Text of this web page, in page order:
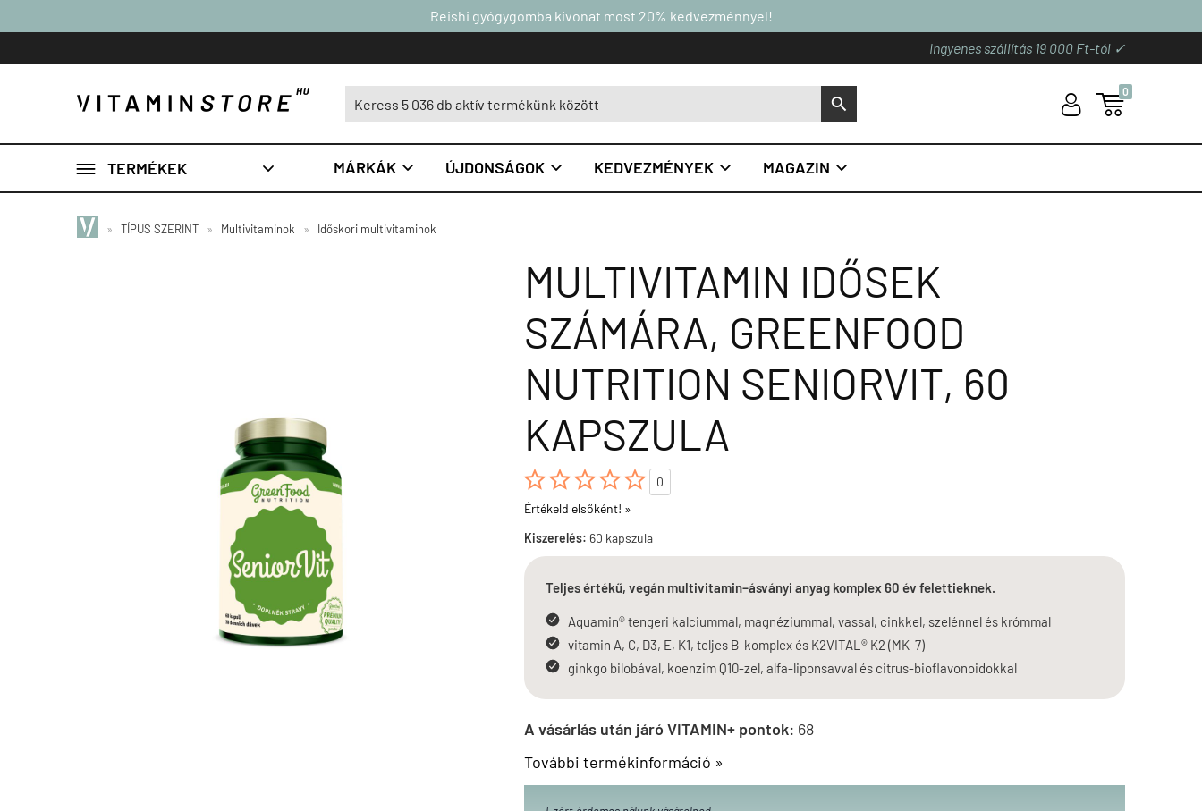
Reishi gyógygomba kivonat most 20% kedvezménnyel!
Ingyenes szállítás 19 000 Ft-tól ✓
S U 
0
 TERMÉKEK  MÁRKÁK  ÚJDONSÁGOK  KEDVEZMÉNYEK  MAGAZIN 
» TÍPUS SZERINT » Multivitaminok » Időskori multivitaminok
MULTIVITAMIN IDŐSEK
SZÁMÁRA, GREENFOOD
NUTRITION SENIORVIT, 60
KAPSZULA

0
Értékeld elsőként! »
Kiszerelés: 60 kapszula
Teljes értékű, vegán multivitamin–ásványi anyag komplex 60 év felettieknek.
Aquamin® tengeri kalciummal, magnéziummal, vassal, cinkkel, szelénnel és krómmal
vitamin A, C, D3, E, K1, teljes B-komplex és K2VITAL® K2 (MK-7)
ginkgo bilobával, koenzim Q10-zel, alfa-liponsavval és citrus-bioflavonoidokkal
A vásárlás után járó VITAMIN+ pontok: 68
További termékinformáció »